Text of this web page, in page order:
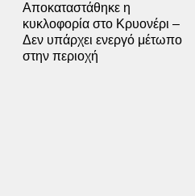
Αποκαταστάθηκε η
κυκλοφορία στο Κρυονέρι –
Δεν υπάρχει ενεργό μέτωπο
στην περιοχή